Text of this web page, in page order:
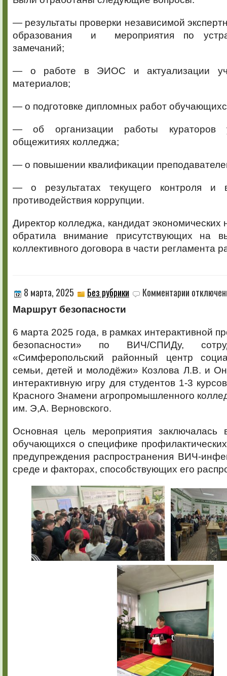
— результаты проверки независимой
образования и мероприятия по
замечаний;
— о работе в ЭИОС и актуализации
материалов;
— о подготовке дипломных работ
— об организации работы кураторов
общежитиях колледжа;
— о повышении квалификации
— о результатах текущего контроля и
противодействия коррупции.
Директор колледжа, кандидат
обратила внимание присутствующих на
коллективного договора в части регламента
8 марта, 2025 Без рубрики Комментарии записи
Маршрут безопасности
6 марта 2025 года, в рамках интерактивной
безопасности» по ВИЧ/СПИДу,
«Симферопольский районный центр
семьи, детей и молодёжи» Козлова Л.В. и
интерактивную игру для студентов 1-3
Красного Знамени агропромышленного
им. Э,А. Верновского.
Основная цель мероприятия заключалась
обучающихся о специфике
предупреждения распространения ВИЧ-
среде и факторах, способствующих его